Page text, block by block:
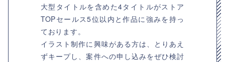
大型タイトルを含めた4タイトルがストア
TOPセールス5位以内と作品に強みを持っ
ております。
イラスト制作に興味がある方は、とりあえ
ずキープし、案件への申し込みをぜひ検討